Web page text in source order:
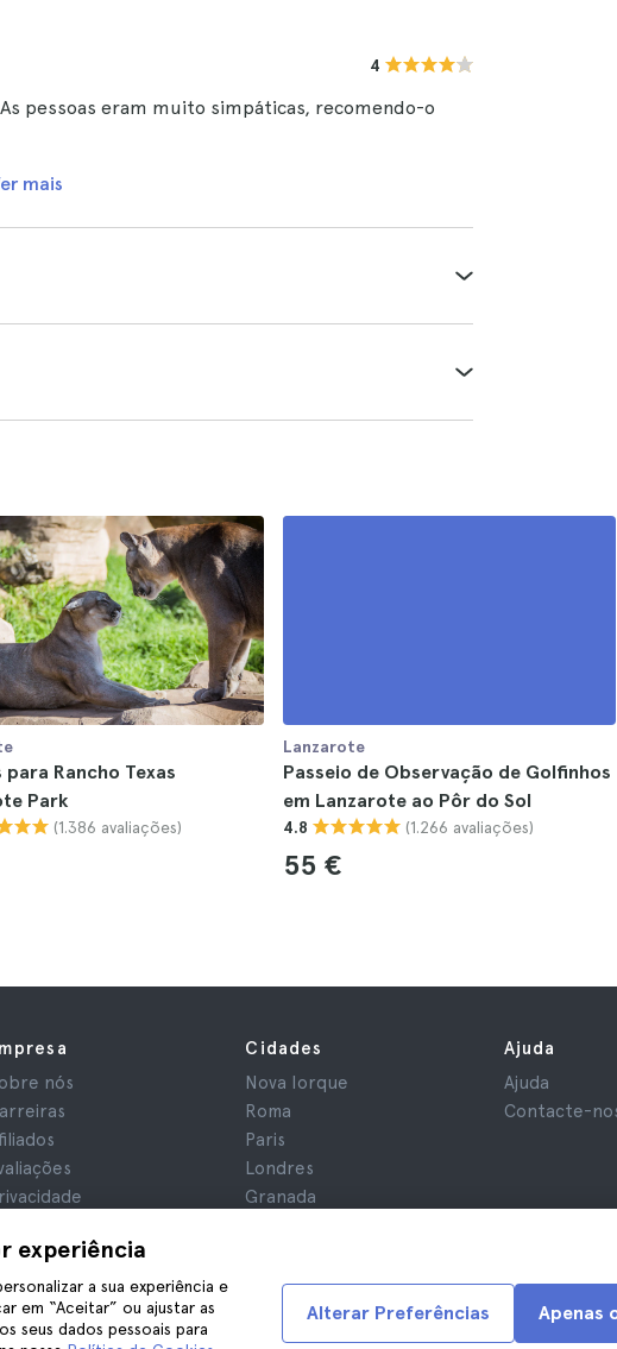
4
pessoas eram muito simpáticas, recomendo-o
mais
para Rancho Texas
Park
(1.386 avaliações)
Lanzarote
Passeio de Observação de Golfinhos
em Lanzarote ao Pôr do Sol
4.8 (1.266 avaliações)
55 €
experiência
a sua experiência e
em “Aceitar” ou ajustar as
seus dados pessoais para
Apenas
Alterar Preferências
nós
Legal
Cidades
Nova Iorque
Roma
Paris
Londres
Granada
Ajuda
Ajuda
Contacte-